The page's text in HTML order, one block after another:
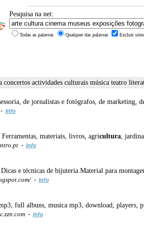
Pesquisa na net:
Todas as palavras Qualquer das palavras Excluir
actividades culturais música teatro
de jornalistas e fotógrafos, de marketing,
Info
materiais, livros, agricultura,
- Info
e técnicas de bijuteria.Material para
- Info
full albuns, musica mp3, download,
- Info